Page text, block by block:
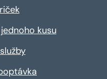
kusu